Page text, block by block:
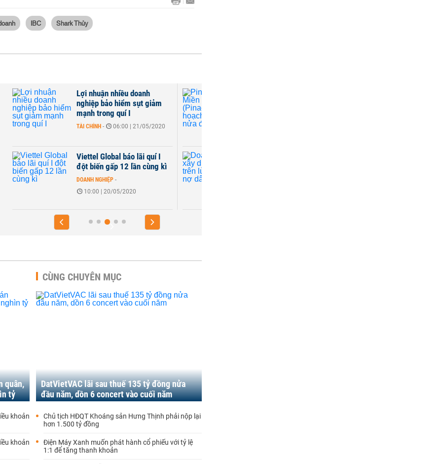
IBC Shark Thủy
Lợi nhuận nhiều doanh
nghiệp bảo hiểm sụt giảm
mạnh trong quí I
TÀI CHÍNH - 06:00 | 21/05/2020
Viettel Global báo lãi quí I
đột biến gấp 12 lần cùng kì
DOANH NGHIỆP -
10:00 | 20/05/2020
quân,
tỷ
khoản
khoản
CÙNG CHUYÊN MỤC
DatVietVAC lãi sau thuế 135 tỷ đồng nửa
đầu năm, dồn 6 concert vào cuối năm
Chủ tịch HĐQT Khoáng sản Hưng Thịnh phải nộp lại
hơn 1.500 tỷ đồng
Điện Máy Xanh muốn phát hành cổ phiếu với tỷ lệ
1:1 để tăng thanh khoản